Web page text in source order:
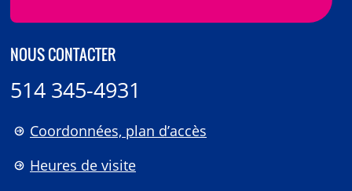
NOUS CONTACTER
514 345-4931
Coordonnées, plan d’accès
Heures de visite